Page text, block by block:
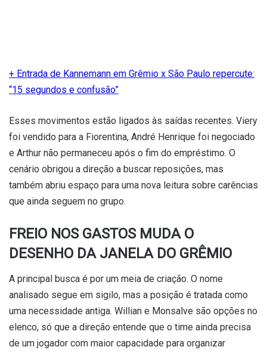
+ Entrada de Kannemann em Grêmio x São Paulo repercute:
“15 segundos e confusão”
Esses movimentos estão ligados às saídas recentes. Viery
foi vendido para a Fiorentina, André Henrique foi negociado
e Arthur não permaneceu após o fim do empréstimo. O
cenário obrigou a direção a buscar reposições, mas
também abriu espaço para uma nova leitura sobre carências
que ainda seguem no grupo.
FREIO NOS GASTOS MUDA O
DESENHO DA JANELA DO GRÊMIO
A principal busca é por um meia de criação. O nome
analisado segue em sigilo, mas a posição é tratada como
uma necessidade antiga. Willian e Monsalve são opções no
elenco, só que a direção entende que o time ainda precisa
de um jogador com maior capacidade para organizar